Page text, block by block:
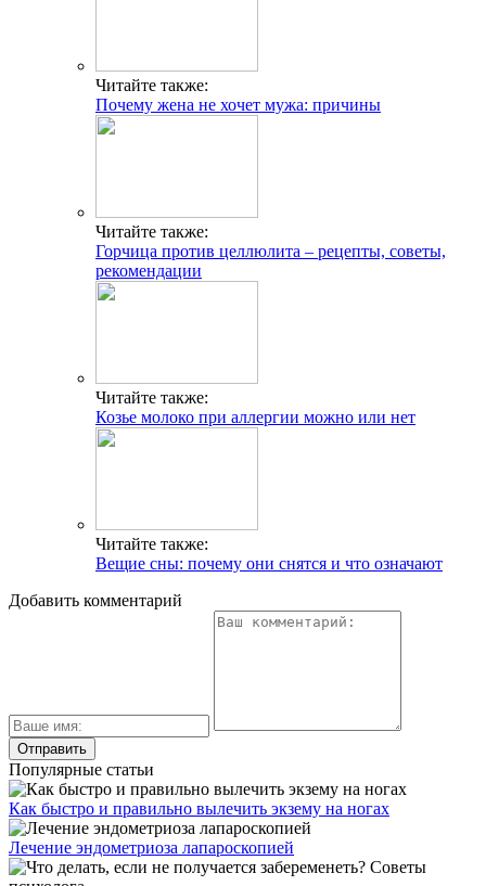
Читайте также:
Почему жена не хочет мужа: причины
Читайте также:
Горчица против целлюлита – рецепты, советы,
рекомендации
Читайте также:
Козье молоко при аллергии можно или нет
Читайте также:
Вещие сны: почему они снятся и что означают
Добавить комментарий
Популярные статьи
Как быстро и правильно вылечить экзему на ногах
Лечение эндометриоза лапароскопией